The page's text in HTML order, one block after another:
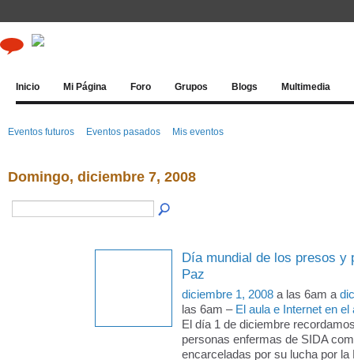
Inicio Mi Página Foro Grupos Blogs Multimedia
Eventos futuros Eventos pasados Mis eventos
Domingo, diciembre 7, 2008
Día mundial de los presos y
Paz
diciembre 1, 2008 a las 6am a
las 6am – El aula e Internet en el
El día 1 de diciembre
personas enfermas de SIDA
encarceladas por su lucha por la